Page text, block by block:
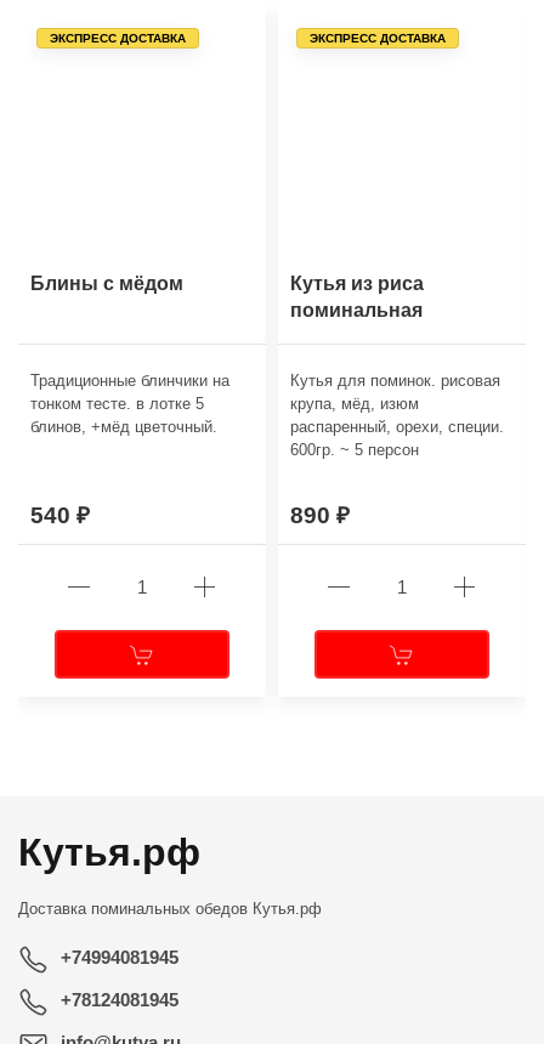
ЭКСПРЕСС ДОСТАВКА
Блины с мёдом
Традиционные блинчики на
тонком тесте. в лотке 5
блинов, +мёд цветочный.
540
ЭКСПРЕСС ДОСТАВКА
Кутья из риса
поминальная
Кутья для поминок. рисовая
крупа, мёд, изюм
распаренный, орехи, специи.
600гр. ~ 5 персон
890
Кутья.рф
Доставка поминальных обедов Кутья.рф
+74994081945
+78124081945